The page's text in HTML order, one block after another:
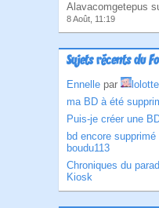
Alavacomgetepus
8 Août, 11:19
Sujets récents du
Ennelle par
ma BD à été
Puis-je créer une
bd encore
boudu113
Chroniques du
Kiosk